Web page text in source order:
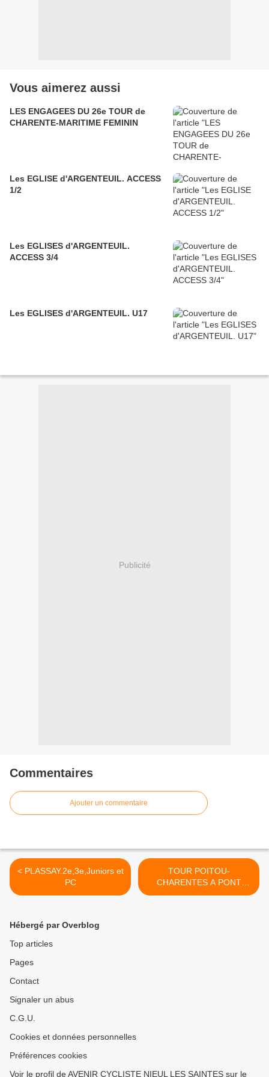
Vous aimerez aussi
LES ENGAGEES DU 26e TOUR de
CHARENTE-MARITIME FEMININ
Les EGLISE d'ARGENTEUIL. ACCESS
1/2
Les EGLISES d'ARGENTEUIL.
ACCESS 3/4
Les EGLISES d'ARGENTEUIL. U17
Publicité
Commentaires
Ajouter un commentaire
< PLASSAY.2e,3e,Juniors et
PC
TOUR POITOU-
CHARENTES A PONT
l'ABBE d'ARNOULT >
Hébergé par Overblog
Top articles
Pages
Contact
Signaler un abus
C.G.U.
Cookies et données personnelles
Préférences cookies
Voir le profil de AVENIR CYCLISTE NIEUL LES SAINTES sur le